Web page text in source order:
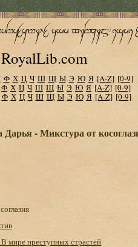
Ф Х Ц Ч Ш Щ Ы Э Ю Я [A-Z] [0-9]
Ф Х Ц Ч Ш Щ Ы Э Ю Я [A-Z] [0-9]
Ф Х Ц Ч Ш Щ Ы Э Ю Я [A-Z] [0-9]
Дарья - Микстура от
мире преступных страстей